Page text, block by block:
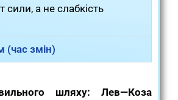
сили, а не слабкість
(час змін)
шляху:
Лев—Коза